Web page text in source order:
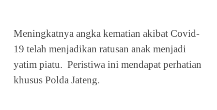
Meningkatnya angka kematian akibat Covid-
19 telah menjadikan ratusan anak menjadi
yatim piatu. Peristiwa ini mendapat perhatian
khusus Polda Jateng.